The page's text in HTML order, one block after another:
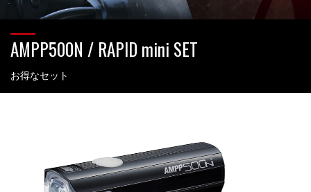
お問い合わせ・サポート
お問い合わせ・サポート Q&A
ダウンロード
キャットアイについて
AMPP500N / RAPID mini SET
お得なセット